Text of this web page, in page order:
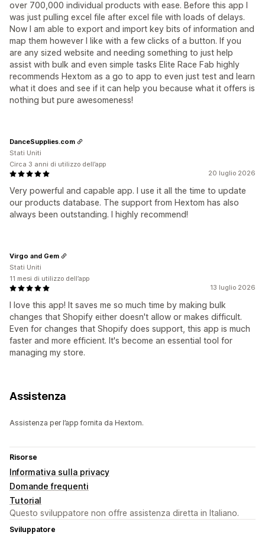
over 700,000 individual products with ease. Before this app I
was just pulling excel file after excel file with loads of delays.
Now I am able to export and import key bits of information and
map them however I like with a few clicks of a button. If you
are any sized website and needing something to just help
assist with bulk and even simple tasks Elite Race Fab highly
recommends Hextom as a go to app to even just test and learn
what it does and see if it can help you because what it offers is
nothing but pure awesomeness!
20 luglio 2026
Very powerful and capable app. I use it all the time to update
our products database. The support from Hextom has also
always been outstanding. I highly recommend!
DanceSupplies.com
Stati Uniti
Circa 3 anni di utilizzo dell’app
13 luglio 2026
I love this app! It saves me so much time by making bulk
changes that Shopify either doesn't allow or makes difficult.
Even for changes that Shopify does support, this app is much
faster and more efficient. It's become an essential tool for
managing my store.
Virgo and Gem
Stati Uniti
11 mesi di utilizzo dell’app
Assistenza
Assistenza per l’app fornita da Hextom.
Risorse
Informativa sulla privacy
Domande frequenti
Tutorial
Questo sviluppatore non offre assistenza diretta in Italiano.
Sviluppatore